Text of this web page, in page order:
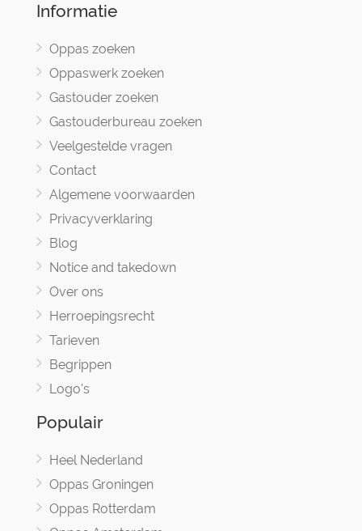
Informatie
Oppas zoeken
Oppaswerk zoeken
Gastouder zoeken
Gastouderbureau zoeken
Veelgestelde vragen
Contact
Algemene voorwaarden
Privacyverklaring
Blog
Notice and takedown
Over ons
Herroepingsrecht
Tarieven
Begrippen
Logo's
Populair
Heel Nederland
Oppas Groningen
Oppas Rotterdam